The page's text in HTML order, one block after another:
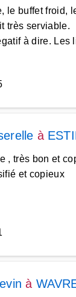
le buffet froid,
très serviable.
à dire.
à
, très bon et
et copieux
à